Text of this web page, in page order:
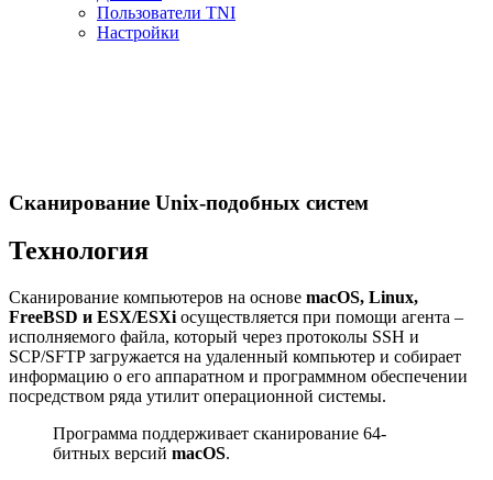
Пользователи TNI
Настройки
Сканирование Unix-подобных систем
Технология
Сканирование компьютеров на основе macOS, Linux,
FreeBSD и ESX/ESXi осуществляется при помощи агента –
исполняемого файла, который через протоколы SSH и
SCP/SFTP загружается на удаленный компьютер и собирает
информацию о его аппаратном и программном обеспечении
посредством ряда утилит операционной системы.
Программа поддерживает сканирование 64-
битных версий macOS.